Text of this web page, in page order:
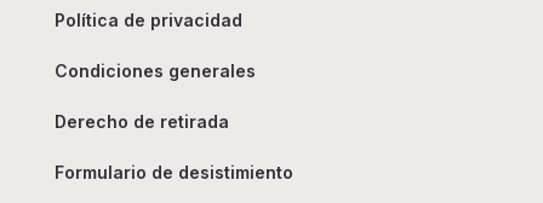
Política de privacidad
Condiciones generales
Derecho de retirada
Formulario de desistimiento